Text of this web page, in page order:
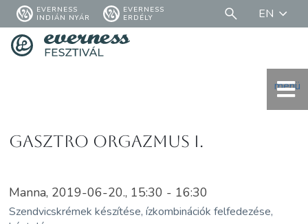
EVERNESS
INDIÁN NYÁR
EVERNESS
ERDÉLY
EN
menü
Gasztro orgazmus I.
Manna, 2019-06-20., 15:30 - 16:30
Szendvicskrémek készítése, ízkombinációk felfedezése,